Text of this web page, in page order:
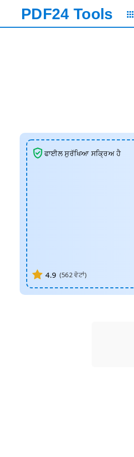
PDF24 Tools
4.9 (562ਵੋਟਾਂ)
ਫਾਈਲ ਸੁਰੱਖਿਆ ਸਕ੍ਰਿਅ ਹੈ